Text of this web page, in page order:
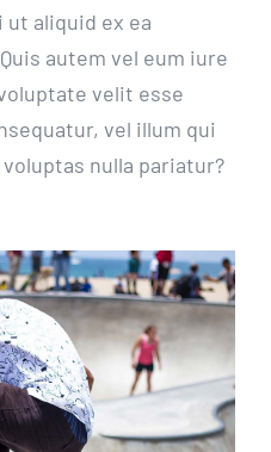
aliquid ex ea
autem vel eum iure
velit esse
vel illum qui
nulla pariatur?